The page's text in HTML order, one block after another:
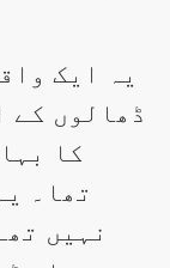
یہ ایک
ڈھالوں کے
کا
تھا۔
نہیں